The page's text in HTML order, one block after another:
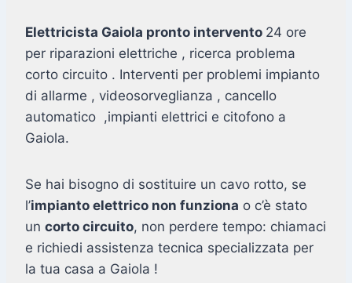
Elettricista Gaiola pronto intervento 24 ore
per riparazioni elettriche , ricerca problema
corto circuito . Interventi per problemi impianto
di allarme , videosorveglianza , cancello
automatico ,impianti elettrici e citofono a
Gaiola.
Se hai bisogno di sostituire un cavo rotto, se
l’impianto elettrico non funziona o c’è stato
un corto circuito, non perdere tempo: chiamaci
e richiedi assistenza tecnica specializzata per
la tua casa a Gaiola !